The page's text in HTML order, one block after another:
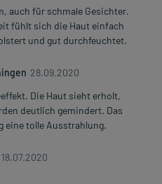
auch für schmale Gesichter.
fühlt sich die Haut einfach
und gut durchfeuchtet.
28.09.2020
Die Haut sieht erholt,
deutlich gemindert. Das
eine tolle Ausstrahlung.
18.07.2020